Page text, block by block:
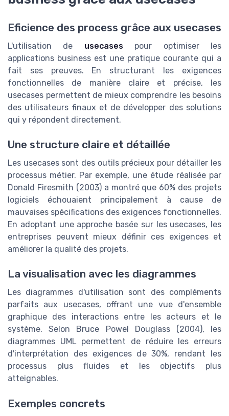
Eficience des process grâce aux usecases
L'utilisation de usecasespour optimiser les
applications business est une pratique courante qui a
fait ses preuves. En structurant les exigences
fonctionnelles de manière claire et précise, les
usecases permettent de mieux comprendre les besoins
des utilisateurs finaux et de développer des solutions
qui y répondent directement.
Une structure claire et détaillée
Les usecases sont des outils précieux pour détailler les
processus métier. Par exemple, une étude réalisée par
Donald Firesmith (2003) a montré que 60% des projets
logiciels échouaient principalement à cause de
mauvaises spécifications des exigences fonctionnelles.
En adoptant une approche basée sur les usecases, les
entreprises peuvent mieux définir ces exigences et
améliorer la qualité des projets.
La visualisation avec les diagrammes
Les diagrammes d'utilisation sont des compléments
parfaits aux usecases, offrant une vue d'ensemble
graphique des interactions entre les acteurs et le
système. Selon Bruce Powel Douglass (2004), les
diagrammes UML permettent de réduire les erreurs
d'interprétation des exigences de 30%, rendant les
processus plus fluides et les objectifs plus
atteignables.
Exemples concrets